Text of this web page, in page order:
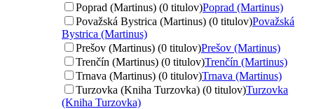
Poprad (Martinus) (0 titulov)Poprad (Martinus)
Považská Bystrica (Martinus) (0 titulov)Považská
Bystrica (Martinus)
Prešov (Martinus) (0 titulov)Prešov (Martinus)
Trenčín (Martinus) (0 titulov)Trenčín (Martinus)
Trnava (Martinus) (0 titulov)Trnava (Martinus)
Turzovka (Kniha Turzovka) (0 titulov)Turzovka
(Kniha Turzovka)